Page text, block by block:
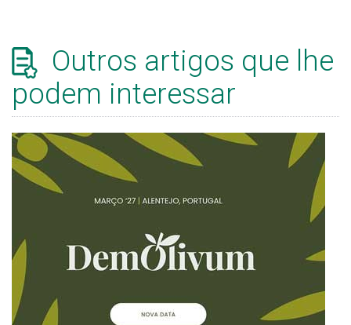
Outros artigos que lhe
podem interessar